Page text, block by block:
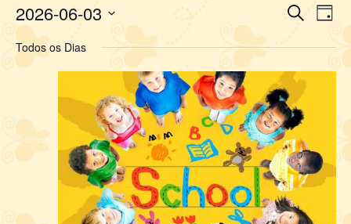
de
visuais
de
Eventos
Procurar
Eventosdo
Dia
2026-06-03
Selecione
a
data.
Todos os Dias